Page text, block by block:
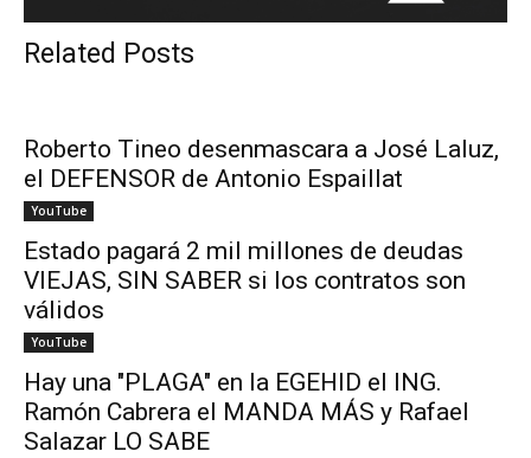
Related Posts
Roberto Tineo desenmascara a José Laluz,
el DEFENSOR de Antonio Espaillat
YouTube
Estado pagará 2 mil millones de deudas
VIEJAS, SIN SABER si los contratos son
válidos
YouTube
Hay una "PLAGA" en la EGEHID el ING.
Ramón Cabrera el MANDA MÁS y Rafael
Salazar LO SABE